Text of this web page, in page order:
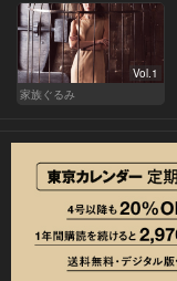
Vol.1
家族ぐるみ